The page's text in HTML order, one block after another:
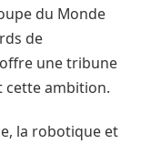
du Monde
de
une tribune
cette ambition.
la robotique et